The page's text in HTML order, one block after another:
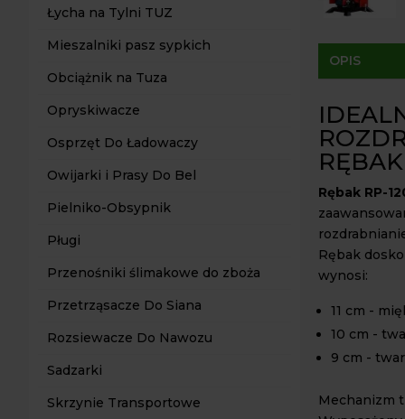
Łycha na Tylni TUZ
Mieszalniki pasz sypkich
Obciążnik na Tuza
Opryskiwacze
Osprzęt Do Ładowaczy
Owijarki i Prasy Do Bel
Pielniko-Obsypnik
Pługi
Przenośniki ślimakowe do zboża
Przetrząsacze Do Siana
Rozsiewacze Do Nawozu
Sadzarki
Skrzynie Transportowe
OPIS
Rębak RP-
Rębak
wynosi:
11 cm -
10 cm -
9 cm -
Mechanizm